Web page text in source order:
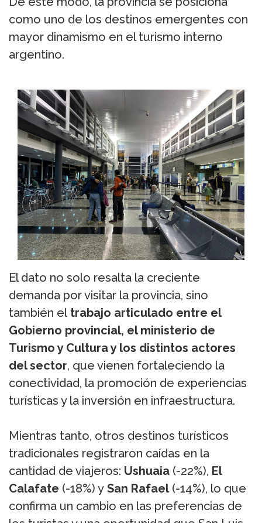
como uno de los destinos emergentes con
mayor dinamismo en el turismo interno
argentino.
El dato no solo resalta la creciente
demanda por visitar la provincia, sino
también el trabajo articulado entre el
Gobierno provincial, el ministerio de
Turismo y Cultura y los distintos actores
del sector, que vienen fortaleciendo la
conectividad, la promoción de experiencias
turísticas y la inversión en infraestructura.
Mientras tanto, otros destinos turísticos
tradicionales registraron caídas en la
cantidad de viajeros: Ushuaia (-22%), El
Calafate (-18%) y San Rafael (-14%), lo que
confirma un cambio en las preferencias de